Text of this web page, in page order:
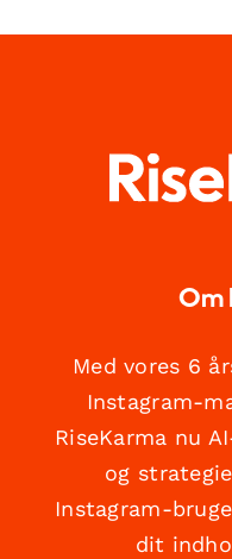
Om
Med vores 6
Instagram-
RiseKarma nu
og
Instagram-
dit